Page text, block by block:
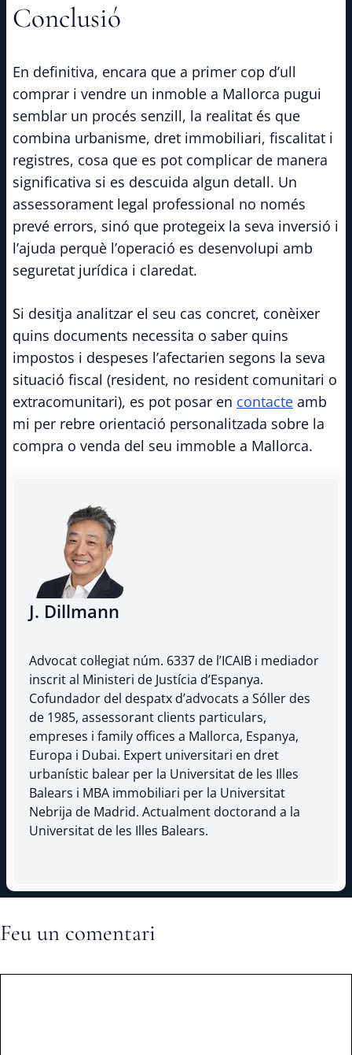
Conclusió
En definitiva, encara que a primer cop d’ull
comprar i vendre un inmoble a Mallorca pugui
semblar un procés senzill, la realitat és que
combina urbanisme, dret immobiliari, fiscalitat i
registres, cosa que es pot complicar de manera
significativa si es descuida algun detall. Un
assessorament legal professional no només
prevé errors, sinó que protegeix la seva inversió i
l’ajuda perquè l’operació es desenvolupi amb
seguretat jurídica i claredat.
Si desitja analitzar el seu cas concret, conèixer
quins documents necessita o saber quins
impostos i despeses l’afectarien segons la seva
situació fiscal (resident, no resident comunitari o
extracomunitari), es pot posar en contacte amb
mi per rebre orientació personalitzada sobre la
compra o venda del seu immoble a Mallorca.
J. Dillmann
Advocat col·legiat núm. 6337 de l’ICAIB i mediador
inscrit al Ministeri de Justícia d’Espanya.
Cofundador del despatx d’advocats a Sóller des
de 1985, assessorant clients particulars,
empreses i family offices a Mallorca, Espanya,
Europa i Dubai. Expert universitari en dret
urbanístic balear per la Universitat de les Illes
Balears i MBA immobiliari per la Universitat
Nebrija de Madrid. Actualment doctorand a la
Universitat de les Illes Balears.
Feu un comentari